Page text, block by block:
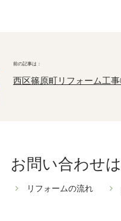
西区篠原町リフォーム工
お問い合わせ
リフォームの流れ